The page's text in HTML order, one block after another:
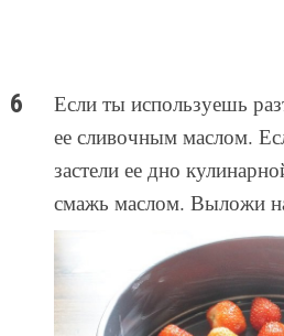
Если ты используешь
ее сливочным маслом.
застели ее дно
смажь маслом. Выложи